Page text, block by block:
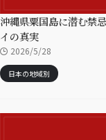
沖縄県粟国島に潜む禁
イの真実
2026/5/28
日本の地域別